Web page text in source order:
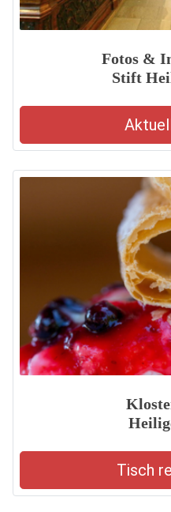
Fotos &
Stift
Tisch